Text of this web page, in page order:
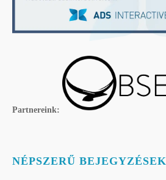
Partnereink:
NÉPSZERŰ BEJEGYZÉSEK